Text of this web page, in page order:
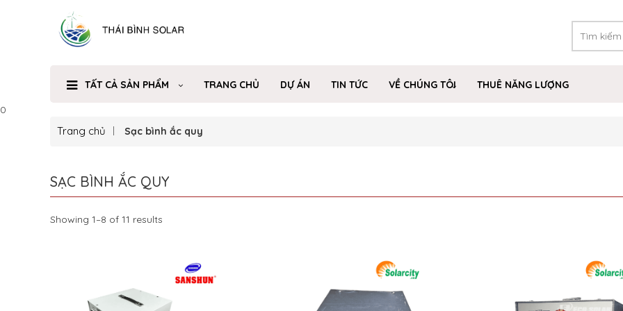
TẤT CẢ SẢN PHẨM TRANG CHỦ DỰ ÁN TIN TỨC VỀ CHÚNG TÔI
THUÊ NĂNG LƯỢNG
0
Trang chủ Sạc bình ắc quy
SẠC BÌNH ẮC QUY
Showing 1–8 of 11 results